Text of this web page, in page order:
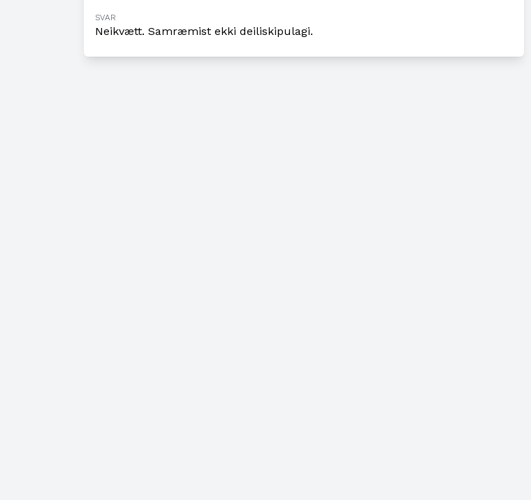
SVAR
Neikvætt. Samræmist ekki deiliskipulagi.